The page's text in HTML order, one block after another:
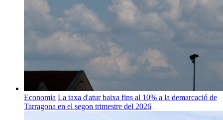
Economia La taxa d'atur baixa fins al 10% a la demarcació de
Tarragona en el segon trimestre del 2026